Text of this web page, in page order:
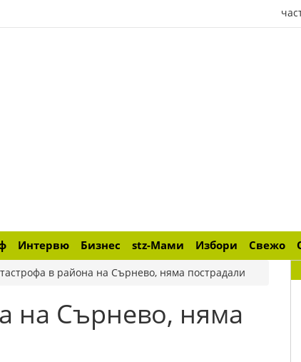
Интервю Бизнес stz-Мами Избори Свежо
в района на Сърнево, няма пострадали
на Сърнево, няма